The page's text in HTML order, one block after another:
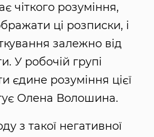
чіткого розуміння,
ці розписки, і
залежно від
У робочій групі
єдине розуміння цієї
Олена Волошина.
з такої негативної